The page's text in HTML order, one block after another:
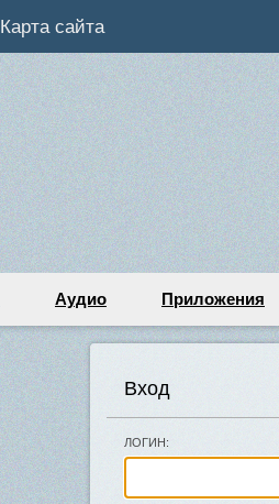
Карта сайта
Аудио Приложения
Вход
ЛОГИН: